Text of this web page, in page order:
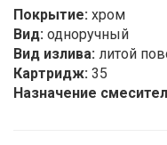
Покрытие: хром
Вид: одноручный
Вид излива: литой
Картридж: 35
Назначение